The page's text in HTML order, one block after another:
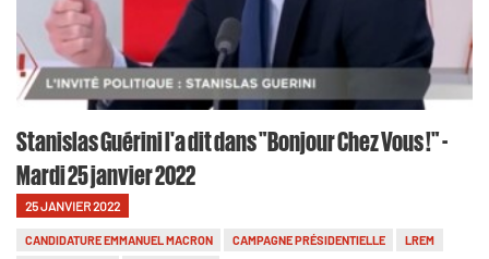
Stanislas Guérini l'a dit dans "Bonjour Chez Vous !" -
Mardi 25 janvier 2022
25 JANVIER 2022
CANDIDATURE EMMANUEL MACRON CAMPAGNE PRÉSIDENTIELLE
LREM